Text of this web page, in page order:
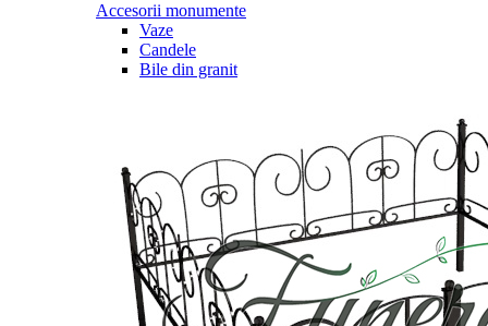
Accesorii monumente
Vaze
Candele
Bile din granit